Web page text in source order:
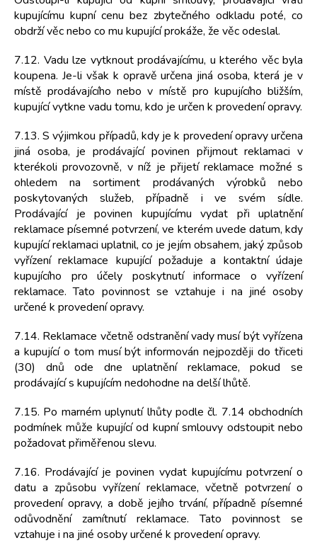
kupujícímu kupní cenu bez zbytečného odkladu poté, co
obdrží věc nebo co mu kupující prokáže, že věc odeslal.
7.12. Vadu lze vytknout prodávajícímu, u kterého věc byla
koupena. Je-li však k opravě určena jiná osoba, která je v
místě prodávajícího nebo v místě pro kupujícího bližším,
kupující vytkne vadu tomu, kdo je určen k provedení opravy.
7.13. S výjimkou případů, kdy je k provedení opravy určena
jiná osoba, je prodávající povinen přijmout reklamaci v
kterékoli provozovně, v níž je přijetí reklamace možné s
ohledem na sortiment prodávaných výrobků nebo
poskytovaných služeb, případně i ve svém sídle.
Prodávající je povinen kupujícímu vydat při uplatnění
reklamace písemné potvrzení, ve kterém uvede datum, kdy
kupující reklamaci uplatnil, co je jejím obsahem, jaký způsob
vyřízení reklamace kupující požaduje a kontaktní údaje
kupujícího pro účely poskytnutí informace o vyřízení
reklamace. Tato povinnost se vztahuje i na jiné osoby
určené k provedení opravy.
7.14. Reklamace včetně odstranění vady musí být vyřízena
a kupující o tom musí být informován nejpozději do třiceti
(30) dnů ode dne uplatnění reklamace, pokud se
prodávající s kupujícím nedohodne na delší lhůtě.
7.15. Po marném uplynutí lhůty podle čl. 7.14 obchodních
podmínek může kupující od kupní smlouvy odstoupit nebo
požadovat přiměřenou slevu.
7.16. Prodávající je povinen vydat kupujícímu potvrzení o
datu a způsobu vyřízení reklamace, včetně potvrzení o
provedení opravy, a době jejího trvání, případně písemné
odůvodnění zamítnutí reklamace. Tato povinnost se
vztahuje i na jiné osoby určené k provedení opravy.